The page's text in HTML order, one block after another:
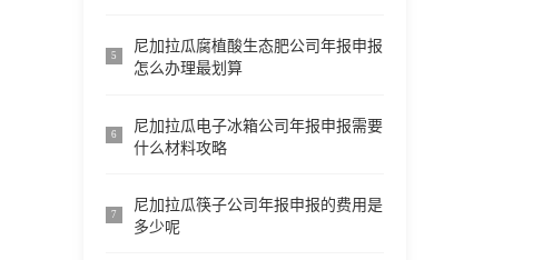
5
尼加拉瓜腐植酸生态肥公司年报申报
怎么办理最划算
6
尼加拉瓜电子冰箱公司年报申报需要
什么材料攻略
7
尼加拉瓜筷子公司年报申报的费用是
多少呢